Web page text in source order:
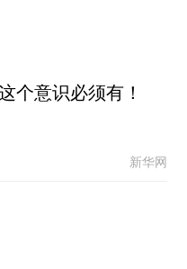
个意识必须有！
新华网